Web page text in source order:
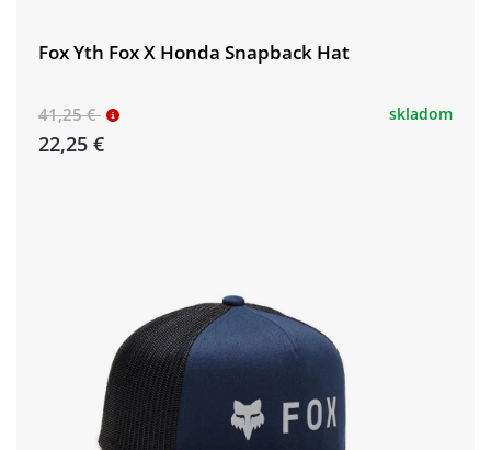
Fox Yth Fox X Honda Snapback Hat
41,25 €
22,25 €
skladom